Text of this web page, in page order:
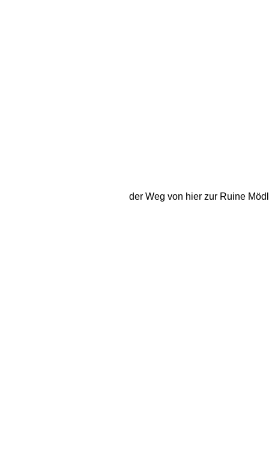
der Weg von hier zur Ruine